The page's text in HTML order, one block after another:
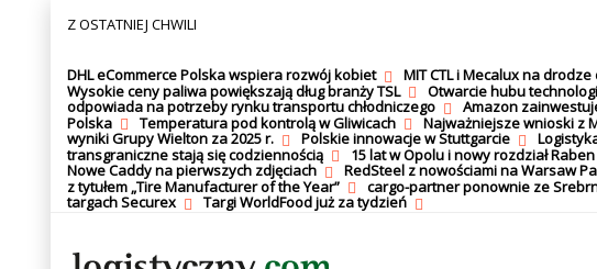
Z OSTATNIEJ CHWILI
DHL eCommerce Polska wspiera rozwój kobiet MIT CTL i Mecalux na
Wysokie ceny paliwa powiększają dług branży TSL
Otwarcie hubu
odpowiada na potrzeby rynku transportu chłodniczego
Amazon
Polska
Temperatura pod kontrolą w Gliwicach Najważniejsze wnioski z
wyniki Grupy Wielton za 2025 r.
Polskie innowacje w Stuttgarcie
transgraniczne stają się codziennością
15 lat w Opolu i nowy rozdział
Nowe Caddy na pierwszych zdjęciach
RedSteel z nowościami na Warsaw
z tytułem „Tire Manufacturer of the Year”
cargo-partner ponownie ze
targach Securex
Targi WorldFood już za tydzień